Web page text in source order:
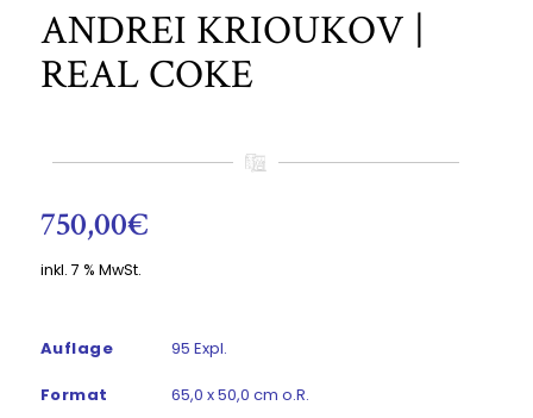
ANDREI KRIOUKOV |
REAL COKE
750,00€
inkl. 7 % MwSt.
Auflage 95 Expl.
Format 65,0 x 50,0 cm o.R.